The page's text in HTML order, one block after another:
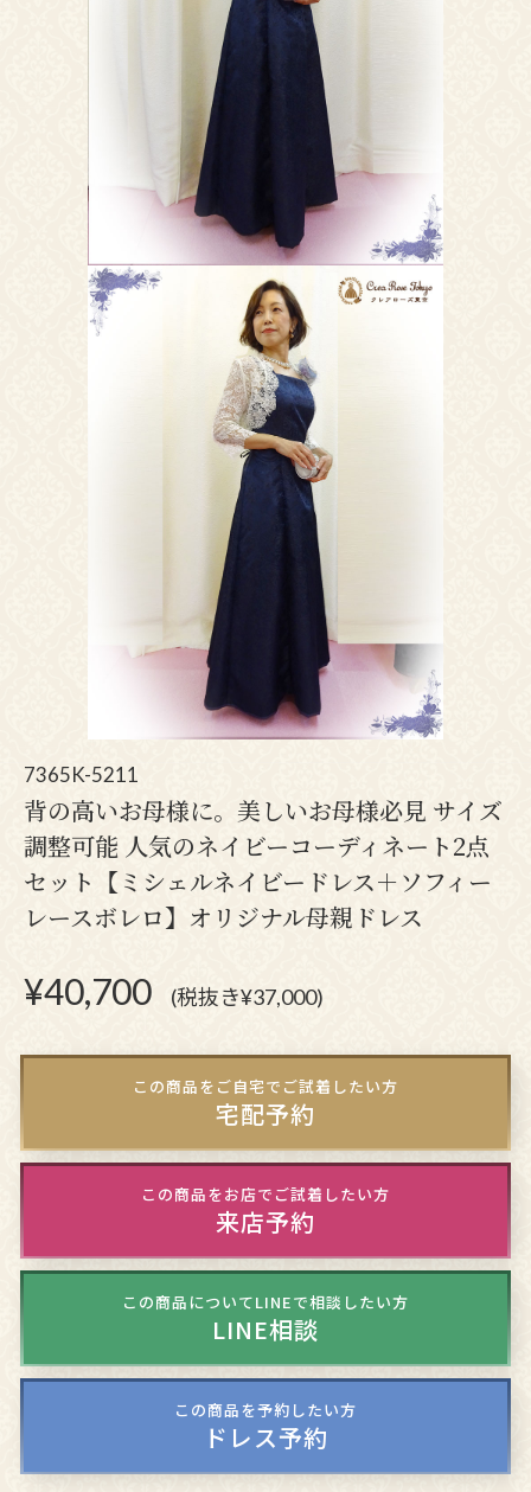
7365K-5211
背の高いお母様に。美しいお母様必見 サイズ
調整可能 人気のネイビーコーディネート2点
セット【ミシェルネイビードレス＋ソフィー
レースボレロ】オリジナル母親ドレス
¥40,700 (税抜き¥37,000)
この商品をご自宅でご試着したい方
宅配予約
この商品をお店でご試着したい方
来店予約
この商品についてLINEで相談したい方
LINE相談
この商品を予約したい方
ドレス予約